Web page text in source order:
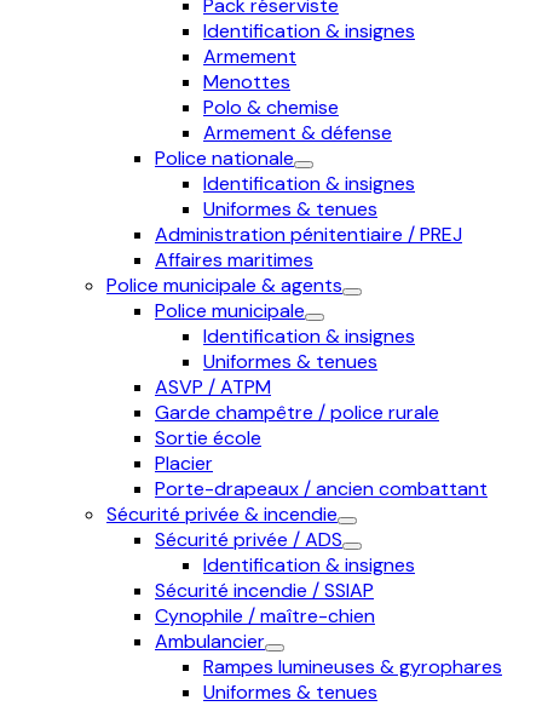
Pack réserviste
Identification & insignes
Armement
Menottes
Polo & chemise
Armement & défense
Police nationale
Identification & insignes
Uniformes & tenues
Administration pénitentiaire / PREJ
Affaires maritimes
Police municipale & agents
Police municipale
Identification & insignes
Uniformes & tenues
ASVP / ATPM
Garde champêtre / police rurale
Sortie école
Placier
Porte-drapeaux / ancien combattant
Sécurité privée & incendie
Sécurité privée / ADS
Identification & insignes
Sécurité incendie / SSIAP
Cynophile / maître-chien
Ambulancier
Rampes lumineuses & gyrophares
Uniformes & tenues